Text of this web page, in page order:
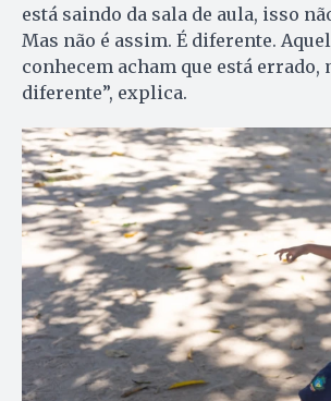
está saindo da sala de aula, isso
Mas não é assim. É diferente.
conhecem acham que está errado,
diferente”, explica.